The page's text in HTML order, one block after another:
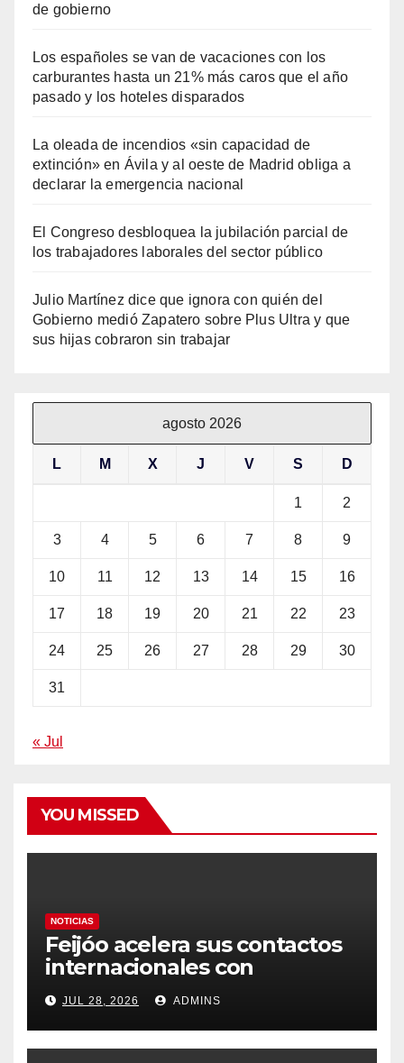
de gobierno
Los españoles se van de vacaciones con los
carburantes hasta un 21% más caros que el año
pasado y los hoteles disparados
La oleada de incendios «sin capacidad de
extinción» en Ávila y al oeste de Madrid obliga a
declarar la emergencia nacional
El Congreso desbloquea la jubilación parcial de
los trabajadores laborales del sector público
Julio Martínez dice que ignora con quién del
Gobierno medió Zapatero sobre Plus Ultra y que
sus hijas cobraron sin trabajar
agosto 2026
L M X J V S D
1 2
3 4 5 6 7 8 9
10 11 12 13 14 15 16
17 18 19 20 21 22 23
24 25 26 27 28 29 30
31
« Jul
YOU MISSED
NOTICIAS
Feijóo acelera sus contactos
internacionales con
Latinoamérica como socio
prioritario en su agenda de
gobierno
JUL 28, 2026 ADMINS